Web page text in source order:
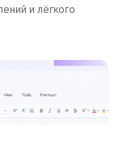
и лёгкого